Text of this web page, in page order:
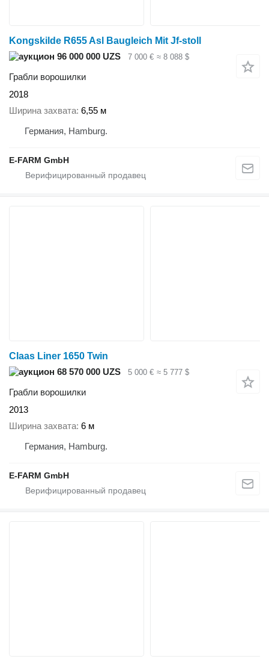
Kongskilde R655 Asl Baugleich Mit Jf-stoll
96 000 000 UZS
7 000 € ≈ 8 088 $
Грабли ворошилки
2018
Ширина захвата 6,55 м
Германия, Hamburg.
E-FARM GmbH
Claas Liner 1650 Twin
68 570 000 UZS
5 000 € ≈ 5 777 $
Грабли ворошилки
2013
Ширина захвата 6 м
Германия, Hamburg.
E-FARM GmbH